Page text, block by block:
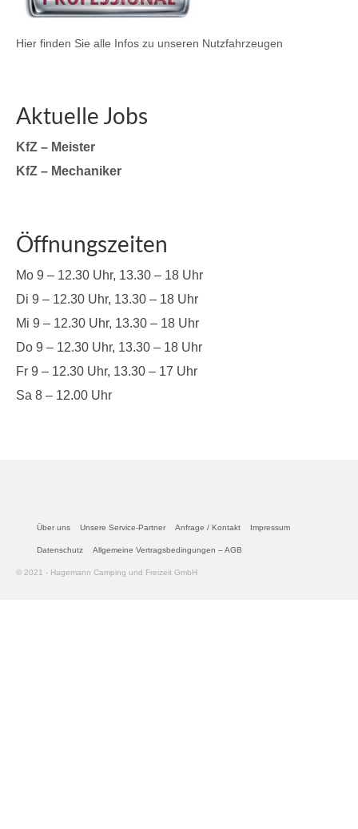
Hier finden Sie alle Infos zu unseren Nutzfahrzeugen
Aktuelle Jobs
KfZ – Meister
KfZ – Mechaniker
Öffnungszeiten
Mo 9 – 12.30 Uhr, 13.30 – 18 Uhr
Di 9 – 12.30 Uhr, 13.30 – 18 Uhr
Mi 9 – 12.30 Uhr, 13.30 – 18 Uhr
Do 9 – 12.30 Uhr, 13.30 – 18 Uhr
Fr 9 – 12.30 Uhr, 13.30 – 17 Uhr
Sa 8 – 12.00 Uhr
Über uns Unsere Service-Partner Anfrage / Kontakt Impressum
Datenschutz Allgemeine Vertragsbedingungen – AGB
© 2021 - Hagemann Camping und Freizeit GmbH